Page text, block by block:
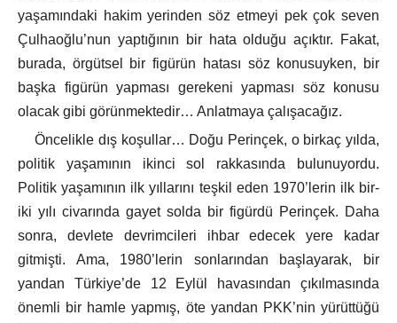
yaşamındaki hakim yerinden söz etmeyi pek çok seven
Çulhaoğlu’nun yaptığının bir hata olduğu açıktır. Fakat,
burada, örgütsel bir figürün hatası söz konusuyken, bir
başka figürün yapması gerekeni yapması söz konusu
olacak gibi görünmektedir… Anlatmaya çalışacağız.
Öncelikle dış koşullar… Doğu Perinçek, o birkaç yılda,
politik yaşamının ikinci sol rakkasında bulunuyordu.
Politik yaşamının ilk yıllarını teşkil eden 1970’lerin ilk bir-
iki yılı civarında gayet solda bir figürdü Perinçek. Daha
sonra, devlete devrimcileri ihbar edecek yere kadar
gitmişti. Ama, 1980’lerin sonlarından başlayarak, bir
yandan Türkiye’de 12 Eylül havasından çıkılmasında
önemli bir hamle yapmış, öte yandan PKK’nin yürüttüğü